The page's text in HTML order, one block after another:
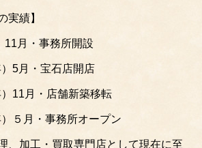
実績】
11月・事務所開設
5月・宝石店開店
11月・店舗新築移転
５月・事務所オープン
、加工・買取専門店として現在に至